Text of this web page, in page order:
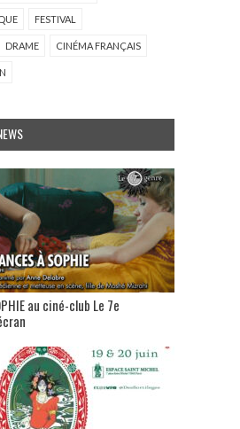
FESTIVAL
DRAME CINÉMA FRANÇAIS
au ciné-club Le 7e